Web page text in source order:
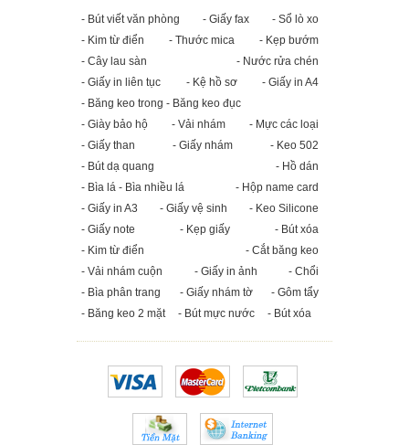
- Bút viết văn phòng - Giấy fax
- Sổ lò xo
- Kim từ điển
- Thước mica
- Kẹp bướm
- Cây lau sàn
- Nước rửa chén
- Giấy in liên tục
- Kệ hồ sơ
- Giấy in A4
- Băng keo trong - Băng keo đục
- Giày bảo hộ
- Vải nhám
- Mực các loại
- Giấy than
- Giấy nhám
- Keo 502
- Bút dạ quang
- Hồ dán
- Bìa lá - Bìa nhiều lá
- Hộp name card
- Giấy in A3
- Giấy vệ sinh
- Keo Silicone
- Giấy note
- Kẹp giấy
- Bút xóa
- Kim từ điển
- Cắt băng keo
- Vải nhám cuộn
- Giấy in ảnh
- Chổi
- Bìa phân trang
- Giấy nhám tờ
- Gôm tẩy
- Băng keo 2 mặt
- Bút mực nước - Bút xóa